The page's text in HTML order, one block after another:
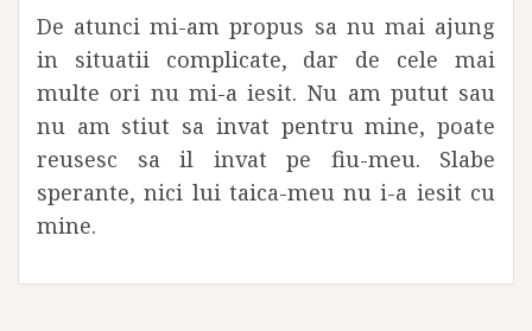
De atunci mi-am propus sa nu mai ajung
in situatii complicate, dar de cele mai
multe ori nu mi-a iesit. Nu am putut sau
nu am stiut sa invat pentru mine, poate
reusesc sa il invat pe fiu-meu. Slabe
sperante, nici lui taica-meu nu i-a iesit cu
mine.